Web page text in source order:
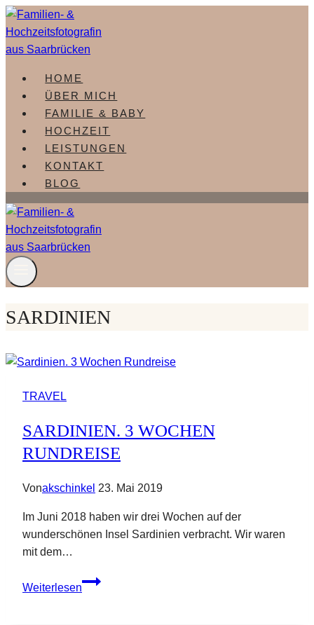
Zum
Inhalt
springen
HOME
ÜBER MICH
FAMILIE & BABY
HOCHZEIT
LEISTUNGEN
KONTAKT
BLOG
SARDINIEN
TRAVEL
SARDINIEN. 3 WOCHEN
RUNDREISE
Vonakschinkel 23. Mai 2019
Im Juni 2018 haben wir drei Wochen auf der
wunderschönen Insel Sardinien verbracht. Wir waren
mit dem…
Weiterlesen
Sardinien.